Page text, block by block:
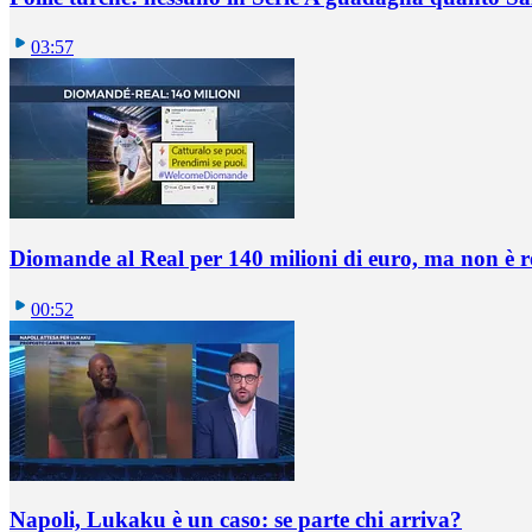
03:57
Diomande al Real per 140 milioni di euro, ma non è
00:52
Napoli, Lukaku è un caso: se parte chi arriva?